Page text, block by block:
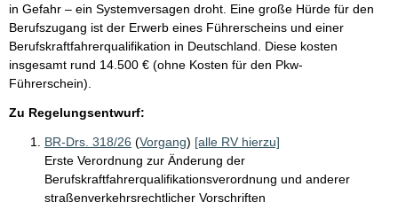
in Gefahr – ein Systemversagen droht. Eine große Hürde für den
Berufszugang ist der Erwerb eines Führerscheins und einer
Berufskraftfahrerqualifikation in Deutschland. Diese kosten
insgesamt rund 14.500 € (ohne Kosten für den Pkw-
Führerschein).
Zu Regelungsentwurf:
BR-Drs. 318/26 (Vorgang) [alle RV hierzu]
Erste Verordnung zur Änderung der
Berufskraftfahrerqualifikationsverordnung und anderer
straßenverkehrsrechtlicher Vorschriften